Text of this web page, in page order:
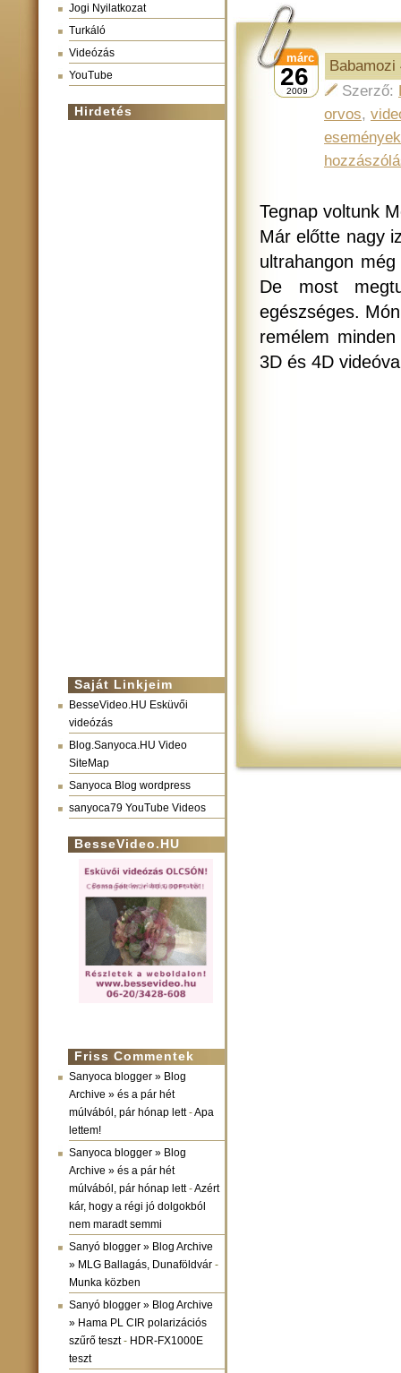
Jogi Nyilatkozat
Turkáló
Videózás
YouTube
Hirdetés
Saját Linkjeim
BesseVideo.HU Esküvői
videózás
Blog.Sanyoca.HU Video
SiteMap
Sanyoca Blog wordpress
sanyoca79 YouTube Videos
BesseVideo.HU
Friss Commentek
Sanyoca blogger » Blog
Archive » és a pár hét
múlvából, pár hónap lett-Apa
lettem!
Sanyoca blogger » Blog
Archive » és a pár hét
múlvából, pár hónap lett-Azért
kár, hogy a régi jó dolgokból
nem maradt semmi
Sanyó blogger » Blog Archive
» MLG Ballagás, Dunaföldvár -
Munka közben
Sanyó blogger » Blog Archive
» Hama PL CIR polarizációs
szűrő teszt- HDR-FX1000E
teszt
26
márc
2009
Babamozi
Szerző:
orvos,
események
Tegnap voltunk
Már előtte nagy
ultrahangon
De most
egészséges.
remélem
3D és 4D